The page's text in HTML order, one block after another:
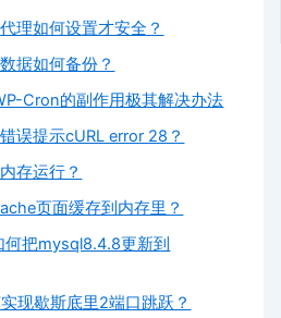
理如何设置才安全？
据如何备份？
Cron的副作用极其解决办法
误提示cURL error 28？
存运行？
页面缓存到内存里？
把mysql8.4.8更新到
现歇斯底里2端口跳跃？